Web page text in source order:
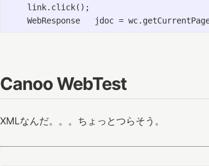
link.click();
Canoo WebTest
XMLなんだ。。。ちょっとつらそう。